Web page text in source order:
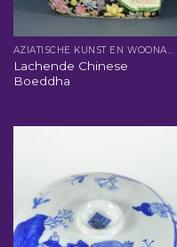
AZIATISCHE KUNST EN WOONACCESSOIRES
Lachende Chinese
Boeddha